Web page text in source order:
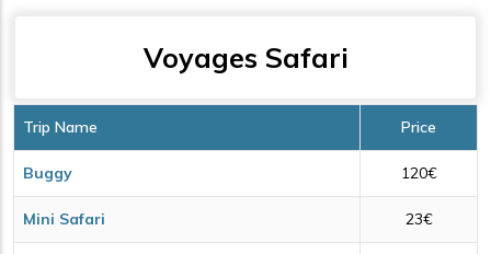
Voyages Safari
Trip Name Price
Buggy 120€
Mini Safari 23€